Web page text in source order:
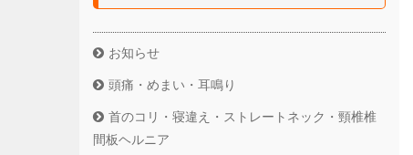
お知らせ
頭痛・めまい・耳鳴り
首のコリ・寝違え・ストレートネック・頸椎椎
間板ヘルニア